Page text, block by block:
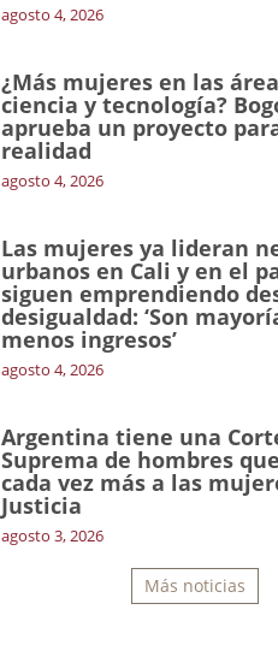
agosto 4, 2026
¿Más mujeres en las
ciencia y tecnología?
aprueba un proyecto
realidad
agosto 4, 2026
Las mujeres ya lideran
urbanos en Cali y en el
siguen emprendiendo
desigualdad: ‘Son
menos ingresos’
agosto 4, 2026
Argentina tiene una
Suprema de hombres
cada vez más a las
Justicia
agosto 3, 2026
Más noticias